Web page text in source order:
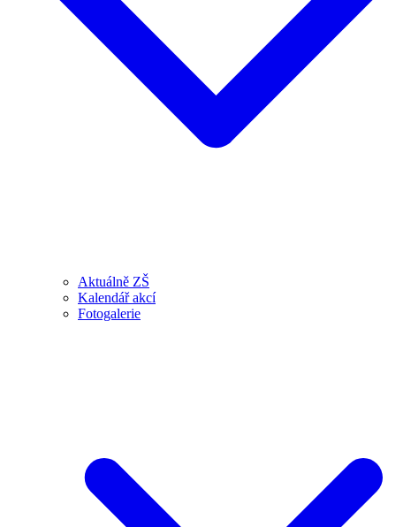
Aktuálně ZŠ
Kalendář akcí
Fotogalerie